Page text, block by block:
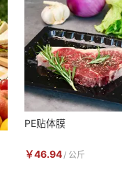
PE贴体膜
￥46.94 / 公斤